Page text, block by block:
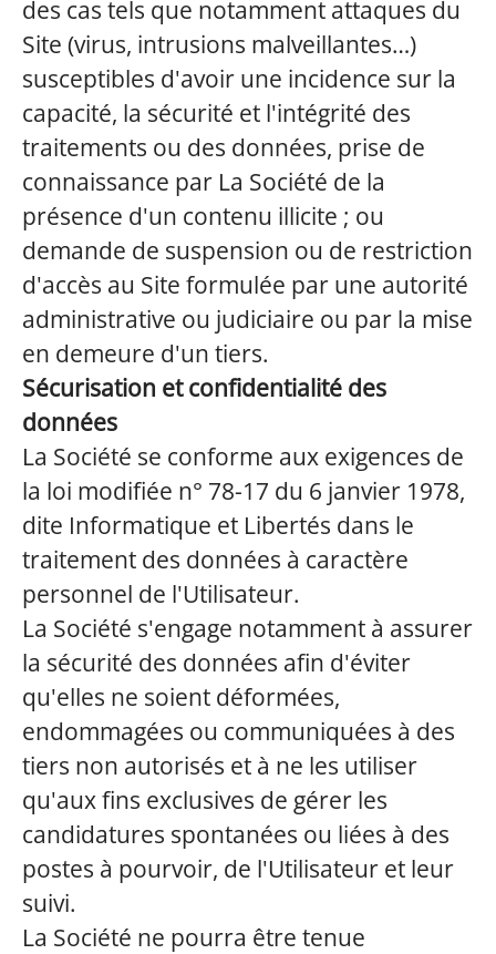
des cas tels que notamment attaques du
Site (virus, intrusions malveillantes…)
susceptibles d'avoir une incidence sur la
capacité, la sécurité et l'intégrité des
traitements ou des données, prise de
connaissance par La Société de la
présence d'un contenu illicite ; ou
demande de suspension ou de restriction
d'accès au Site formulée par une autorité
administrative ou judiciaire ou par la mise
en demeure d'un tiers.
Sécurisation et confidentialité des
données
La Société se conforme aux exigences de
la loi modifiée n° 78-17 du 6 janvier 1978,
dite Informatique et Libertés dans le
traitement des données à caractère
personnel de l'Utilisateur.
La Société s'engage notamment à assurer
la sécurité des données afin d'éviter
qu'elles ne soient déformées,
endommagées ou communiquées à des
tiers non autorisés et à ne les utiliser
qu'aux fins exclusives de gérer les
candidatures spontanées ou liées à des
postes à pourvoir, de l'Utilisateur et leur
suivi.
La Société ne pourra être tenue